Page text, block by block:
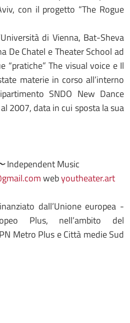
con il progetto “The Rogue
di Vienna, Bat-Sheva
De Chatel e Theater School ad
“pratiche” The visual voice e Il
materie in corso all’interno
SNDO New Dance
2007, data in cui sposta la sua
Independent Music
webyoutheater.art
dall’Unione europea -
Plus, nell’ambito del
Metro Plus e Città medie Sud